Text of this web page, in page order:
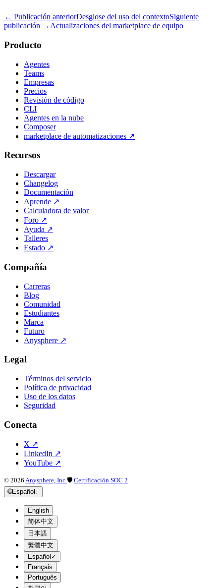
← Publicación anteriorDesglose del uso del contextoSiguiente
publicación → Actualizaciones del marketplace de equipo
Producto
Agentes
Teams
Empresas
Precios
Revisión de código
CLI
Agentes en la nube
Composer
marketplace de automatizaciones ↗
Recursos
Descargar
Changelog
Documentación
Aprende ↗
Calculadora de valor
Foro ↗
Ayuda ↗
Talleres
Estado ↗
Compañía
Carreras
Blog
Comunidad
Estudiantes
Marca
Futuro
Anysphere ↗
Legal
Términos del servicio
Política de privacidad
Uso de los datos
Seguridad
Conecta
X ↗
LinkedIn ↗
YouTube ↗
© 2026 Anysphere, Inc.🛡 Certificación SOC 2
🌐Español ↓
English
简体中文
日本語
繁體中文
Español ✓
Français
Português